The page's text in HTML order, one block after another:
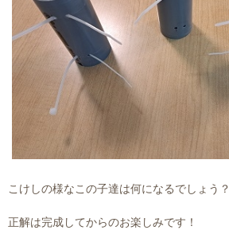
こけしの様なこの子達は何になるでしょう？
正解は完成してからのお楽しみです！